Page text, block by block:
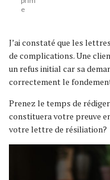
e
J’ai constaté que les
de complications. Une
un refus initial car sa
correctement le
Prenez le temps de
constituera votre preuve
votre lettre de résiliation?